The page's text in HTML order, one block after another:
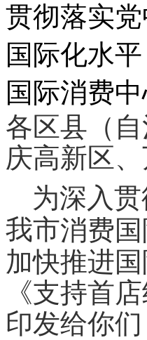
贯彻落实
国际化水
国际消费
各区县（
庆高新区
为深入
我市消费
加快推进
《支持首
印发给你